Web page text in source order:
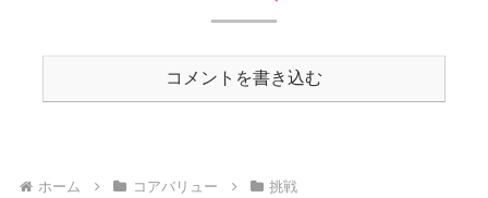
コメントを書き込む
ホーム コアバリュー 挑戦